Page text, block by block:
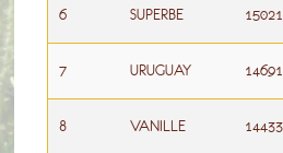
6 SUPERBE
7 URUGUAY
8 VANILLE